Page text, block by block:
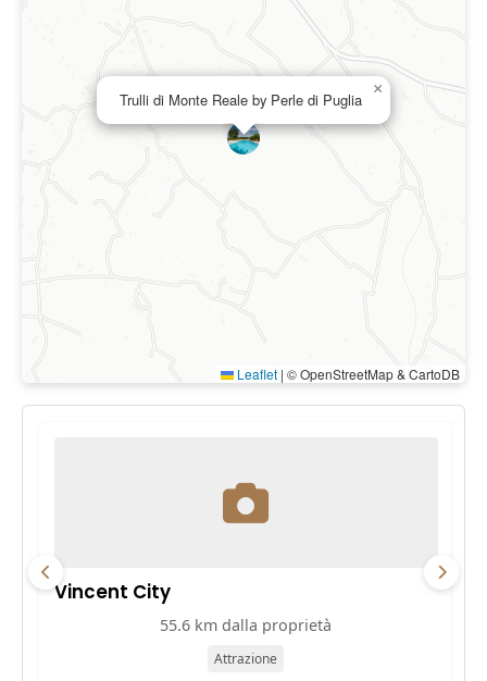
Trulli di Monte Reale by Perle di Puglia
×
Leaflet | © OpenStreetMap & CartoDB
Vincent City
55.6 km dalla proprietà
Attrazione